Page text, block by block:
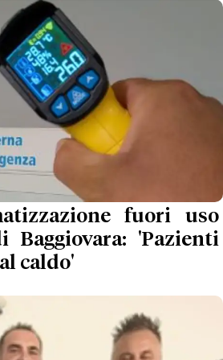
fuori uso
Baggiovara: 'Pazienti
caldo'